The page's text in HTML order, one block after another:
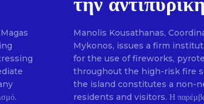
SUBSCRIBE
Manolis Kousathanas,
Mykonos, issues a firm
for the use of fireworks,
throughout the high-risk fire
the island constitutes a non-
residents and visitors. Η παρέμβαση